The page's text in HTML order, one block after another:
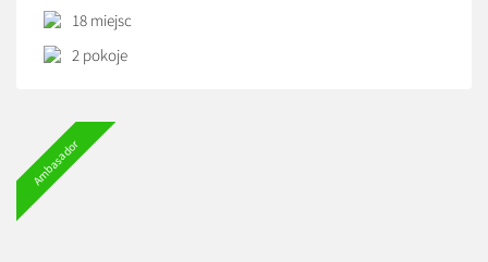
naczynia sztućce, czajnik elektryczny, płyta indukcyjna,
mikrofalówka, lodówka, zmywarka), ogród, grill i […]
18 miejsc
2 pokoje
Ambasador